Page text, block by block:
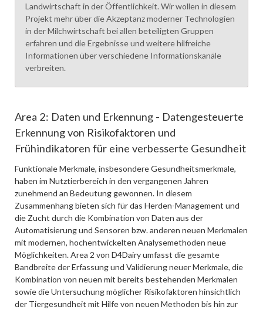
Landwirtschaft in der Öffentlichkeit. Wir wollen in diesem
Projekt mehr über die Akzeptanz moderner Technologien
in der Milchwirtschaft bei allen beteiligten Gruppen
erfahren und die Ergebnisse und weitere hilfreiche
Informationen über verschiedene Informationskanäle
verbreiten.
Area 2: Daten und Erkennung - Datengesteuerte
Erkennung von Risikofaktoren und
Frühindikatoren für eine verbesserte Gesundheit
Funktionale Merkmale, insbesondere Gesundheitsmerkmale,
haben im Nutztierbereich in den vergangenen Jahren
zunehmend an Bedeutung gewonnen. In diesem
Zusammenhang bieten sich für das Herden-Management und
die Zucht durch die Kombination von Daten aus der
Automatisierung und Sensoren bzw. anderen neuen Merkmalen
mit modernen, hochentwickelten Analysemethoden neue
Möglichkeiten. Area 2 von D4Dairy umfasst die gesamte
Bandbreite der Erfassung und Validierung neuer Merkmale, die
Kombination von neuen mit bereits bestehenden Merkmalen
sowie die Untersuchung möglicher Risikofaktoren hinsichtlich
der Tiergesundheit mit Hilfe von neuen Methoden bis hin zur